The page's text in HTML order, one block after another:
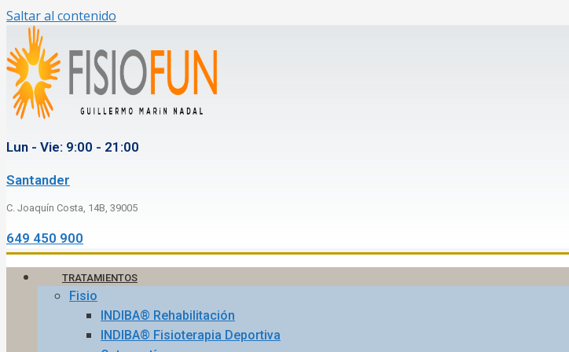
Saltar al contenido
Lun - Vie: 9:00 - 21:00
Santander
C. Joaquín Costa, 14B, 39005
649 450 900
TRATAMIENTOS
Fisio
INDIBA® Rehabilitación
INDIBA® Fisioterapia Deportiva